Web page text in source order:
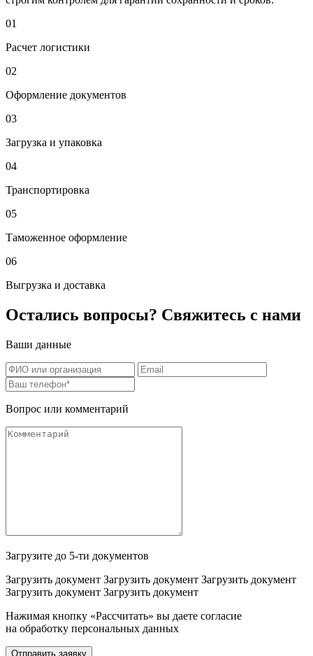
01
Расчет логистики
02
Оформление документов
03
Загрузка и упаковка
04
Транспортировка
05
Таможенное оформление
06
Выгрузка и доставка
Остались вопросы? Свяжитесь с нами
Ваши данные
Вопрос или комментарий
Загрузите до 5-ти документов
Загрузить документ Загрузить документ Загрузить документ
Загрузить документ Загрузить документ
Нажимая кнопку «Рассчитать» вы даете согласие
на обработку персональных данных
Отправить заявку